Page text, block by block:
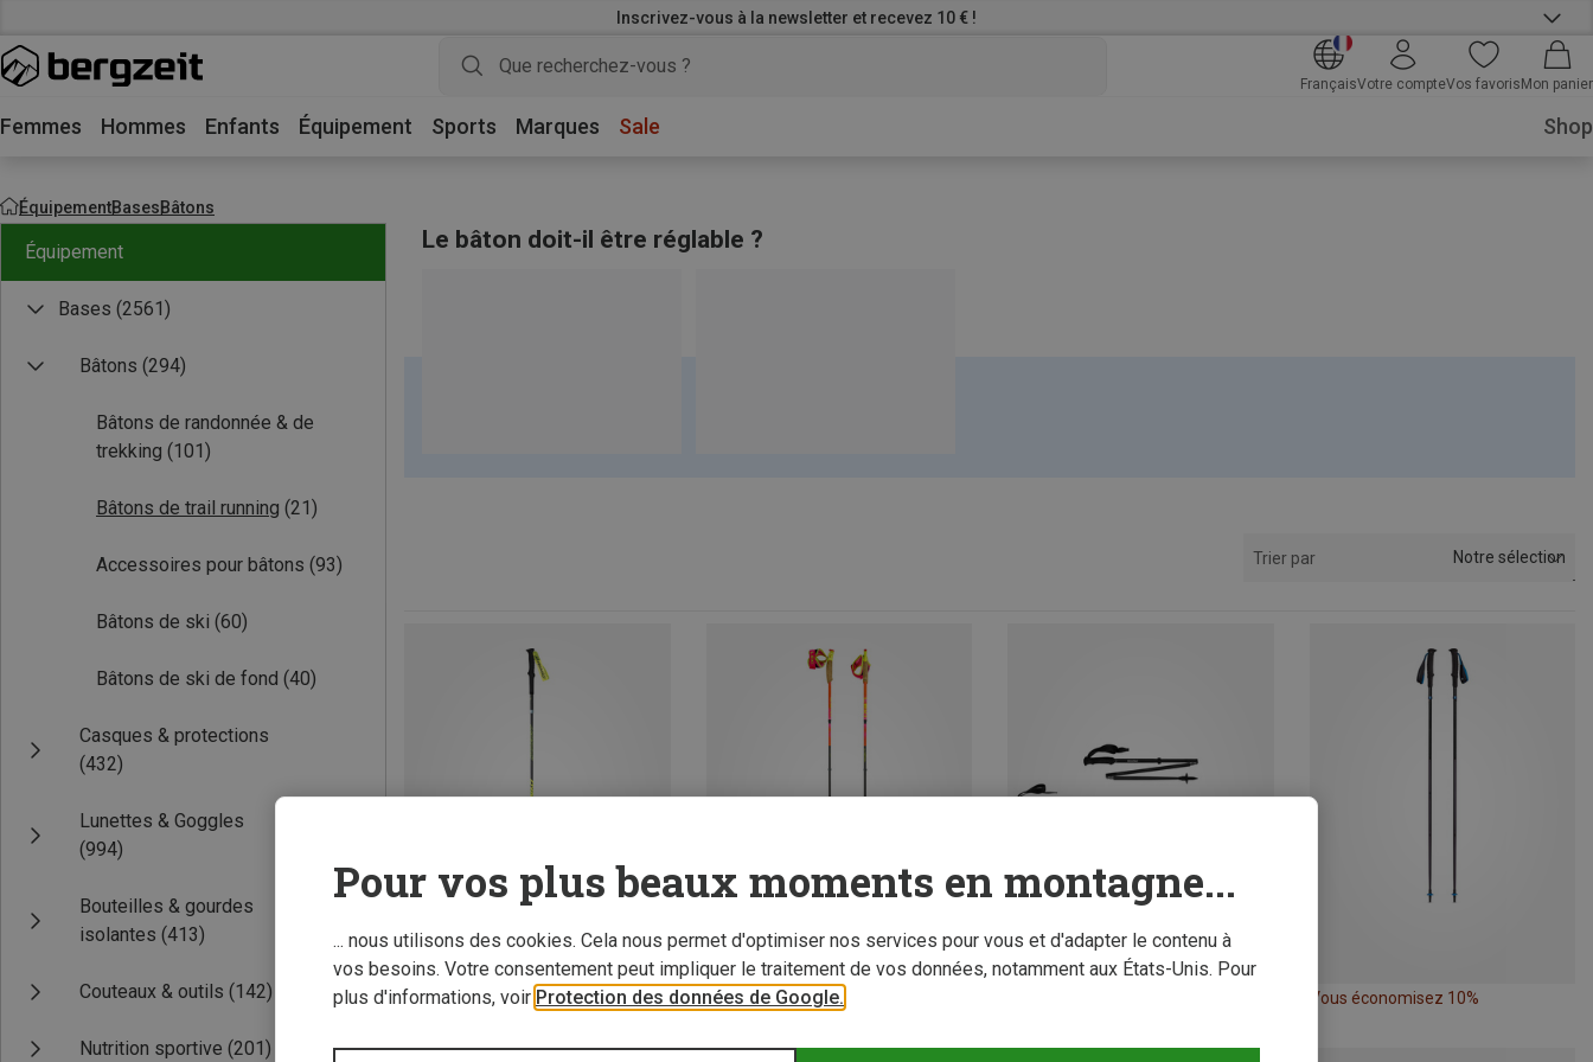
Inscrivez-vous à la newsletter et recevez 10 € !
FrançaisVotre compteVos favoris Mon panier
Femmes Hommes Enfants Équipement Sports Marques Sale Shop
ÉquipementBasesBâtons
Équipement
Bases (2561)
Bâtons (294)
Bâtons de randonnée & de
trekking (101)
Bâtons de trail running (21)
Accessoires pour bâtons (93)
Bâtons de ski (60)
Bâtons de ski de fond (40)
Casques & protections
(432)
Lunettes & Goggles
(994)
Bouteilles & gourdes
isolantes (413)
Couteaux & outils (142)
Nutrition sportive (201)
Le bâton doit-il être réglable ?
Trier par Notre sélection
Vous économisez 15% Vous économisez 10% Vous économisez 10%
Pour vos plus beaux moments en montagne...
... nous utilisons des cookies. Cela nous permet d'optimiser nos services pour vous et d'adapter le contenu à
vos besoins. Votre consentement peut impliquer le traitement de vos données, notamment aux États-Unis. Pour
plus d'informations, voir Protection des données de Google.